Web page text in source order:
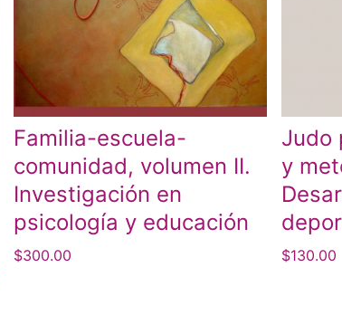
Familia-escuela-
comunidad, volumen II.
Investigación en
psicología y educación
$300.00
Judo
y
$130.00